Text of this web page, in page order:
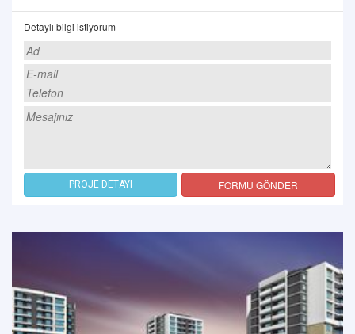
Detaylı bilgi istiyorum
PROJE DETAYI FORMU GÖNDER